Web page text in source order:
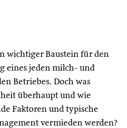
wichtiger Baustein für den
eines jeden milch- und
Betriebes. Doch was
überhaupt und wie
Faktoren und typische
vermieden werden?